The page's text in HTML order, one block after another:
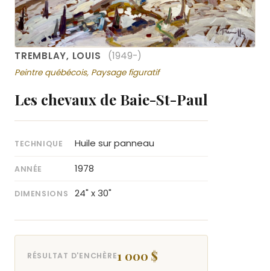
TREMBLAY, LOUIS (1949-)
Peintre québécois, Paysage figuratif
Les chevaux de Baie-St-Paul
TECHNIQUE Huile sur panneau
ANNÉE 1978
DIMENSIONS 24" x 30"
RÉSULTAT D'ENCHÈRE1 000 $